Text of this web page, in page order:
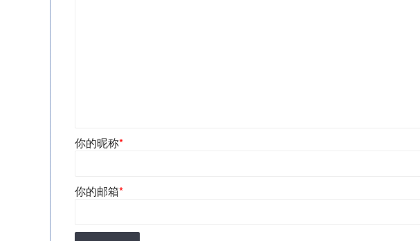
你的昵称*
你的邮箱*